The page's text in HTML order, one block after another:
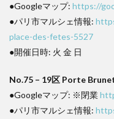
●Googleマップ: https://
●パリ市マルシェ情報:
place-des-fetes-5527
●開催日時: 火 金 日
No.75 – 19区 Porte
●Googleマップ: ※閉業
●パリ市マルシェ情報: